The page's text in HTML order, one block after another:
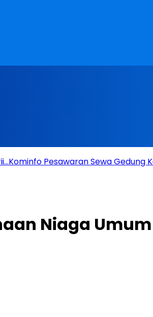
Pesawaran Sewa Gedung
Niaga